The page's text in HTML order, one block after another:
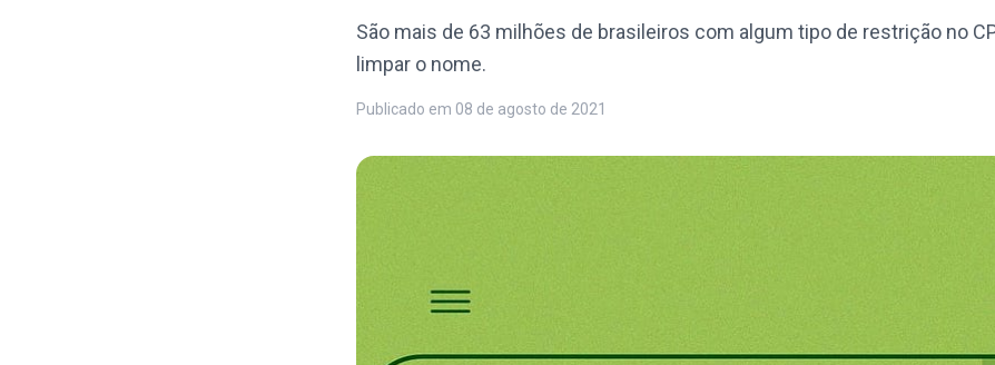
São mais de 63 milhões de brasileiros com algum tipo de restrição no
limpar o nome.
Publicado em 08 de agosto de 2021